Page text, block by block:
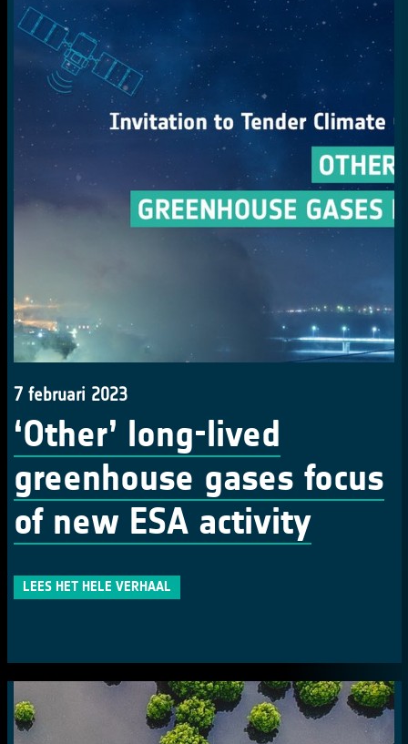
7 februari 2023
‘Other’ long-lived
greenhouse gases focus
of new ESA activity
LEES HET HELE VERHAAL